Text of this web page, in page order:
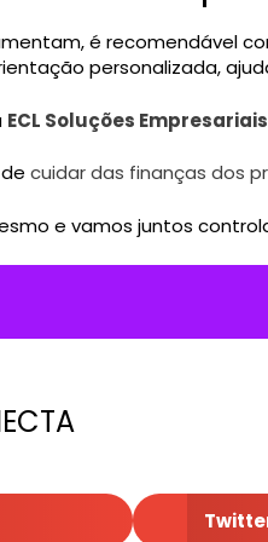
é recomendável
personalizada,
ECL Soluções
cuidar das finanças dos
e vamos juntos